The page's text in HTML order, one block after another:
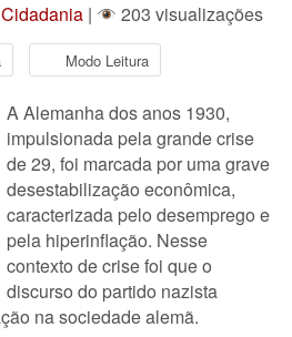
Cidadania | 203 visualizações
Modo Leitura
A Alemanha dos anos 1930,
impulsionada pela grande crise
de 29, foi marcada por uma grave
desestabilização econômica,
caracterizada pelo desemprego e
pela hiperinflação. Nesse
contexto de crise foi que o
discurso do partido nazista
na sociedade alemã.